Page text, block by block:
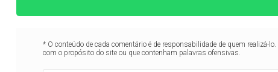
* O conteúdo de cada comentário é de responsabilidade de quem realizá-
com o propósito do site ou que contenham palavras ofensivas.